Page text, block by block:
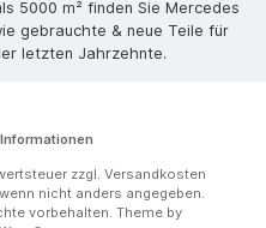
5000 m² finden Sie Mercedes
gebrauchte & neue Teile für
letzten Jahrzehnte.
Informationen
zzgl. Versandkosten
nicht anders angegeben.
vorbehalten. Theme by